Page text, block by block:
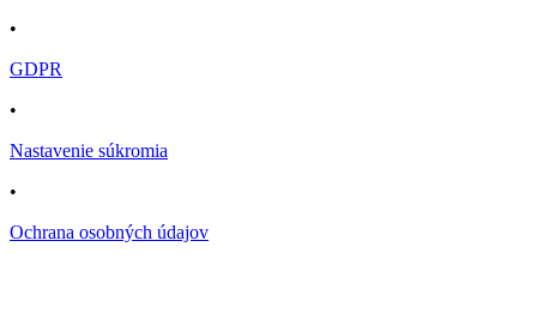
•
GDPR
•
Nastavenie súkromia
•
Ochrana osobných údajov